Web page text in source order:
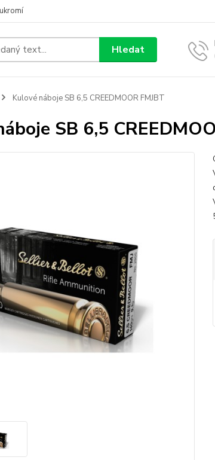
Hledat
Kulové náboje SB 6,5 CREEDMOOR FMJBT
SB 6,5